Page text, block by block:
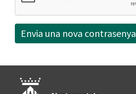
Envia una nova contrasenya